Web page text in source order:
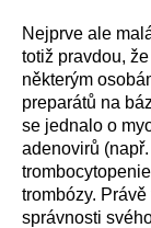
Nejprve ale
totiž pravdou,
některým
preparátů na
se jednalo o
adenovirů
trombózy. Právě
správnosti